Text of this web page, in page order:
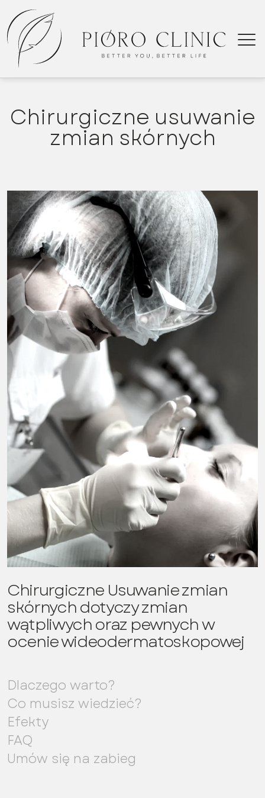
Chirurgiczne usuwanie
zmian skórnych
Chirurgiczne Usuwanie zmian
skórnych dotyczy zmian
wątpliwych oraz pewnych w
ocenie wideodermatoskopowej
Dlaczego warto?
Co musisz wiedzieć?
Efekty
FAQ
Umów się na zabieg